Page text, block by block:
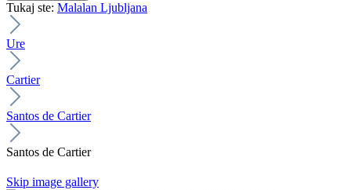
Tukaj ste: Malalan Ljubljana
Ure
Cartier
Santos de Cartier
Santos de Cartier
Skip image gallery